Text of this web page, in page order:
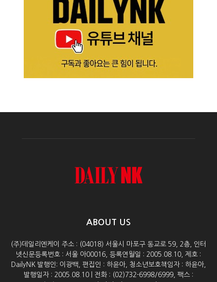
ABOUT US
(주)데일리엔케이 주소 : (04018) 서울시 마포구 동교로 59, 2층, 인터
넷신문등록번호 : 서울 아00016, 등록연월일 : 2005.08.10, 제호 :
DailyNK 발행인: 이광백, 편집인 : 하윤아, 청소년보호책임자 : 하윤아,
발행일자 : 2005.08.10 | 전화 : (02)732-6998/6999, 팩스 :